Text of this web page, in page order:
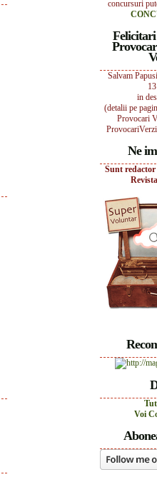
concursuri
Salvam
in
(detalii pe
Provocari
Ne
Sunt
Voi